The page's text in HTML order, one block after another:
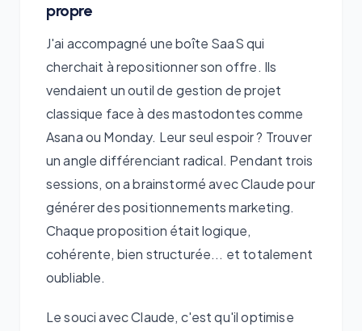
propre
J'ai accompagné une boîte SaaS qui
cherchait à repositionner son offre. Ils
vendaient un outil de gestion de projet
classique face à des mastodontes comme
Asana ou Monday. Leur seul espoir ? Trouver
un angle différenciant radical. Pendant trois
sessions, on a brainstormé avec Claude pour
générer des positionnements marketing.
Chaque proposition était logique,
cohérente, bien structurée... et totalement
oubliable.
Le souci avec Claude, c'est qu'il optimise